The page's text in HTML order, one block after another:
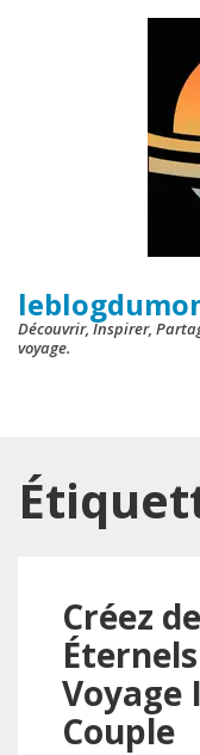
Découvrir, Inspirer,
voyage.
Créez
Voyage
Couple